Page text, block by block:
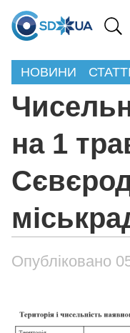
НОВИНИ СТАТТІ
на 1
Опубліковано